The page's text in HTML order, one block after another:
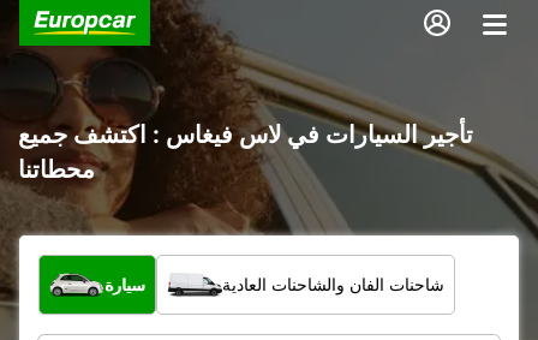
تأجير السيارات في لاس فيغاس : اكتشف جميع
محطاتنا
ما نوع المركبة؟
سيارة شاحنات الفان والشاحنات العادية